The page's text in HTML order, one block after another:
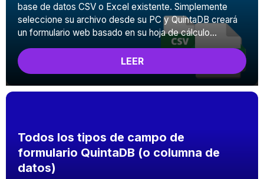
base de datos CSV o Excel existente. Simplemente
seleccione su archivo desde su PC y QuintaDB creará
un formulario web basado en su hoja de cálculo...
LEER
Todos los tipos de campo de
formulario QuintaDB (o columna de
datos)